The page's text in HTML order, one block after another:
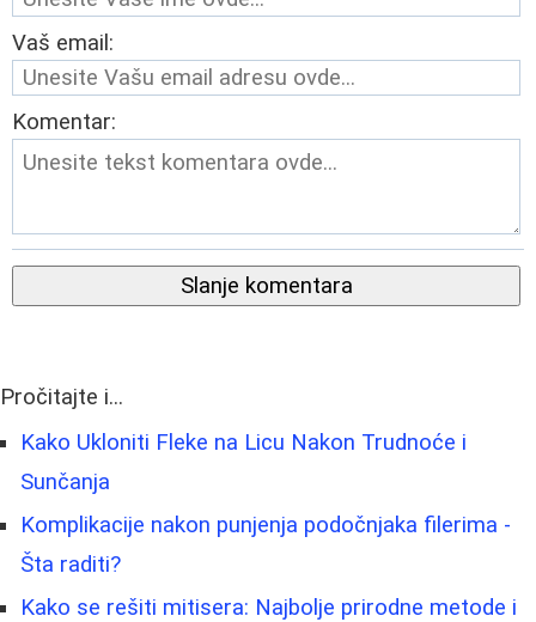
Vaš email:
Komentar:
Slanje komentara
Pročitajte i...
Kako Ukloniti Fleke na Licu Nakon Trudnoće i
Sunčanja
Komplikacije nakon punjenja podočnjaka filerima -
Šta raditi?
Kako se rešiti mitisera: Najbolje prirodne metode i